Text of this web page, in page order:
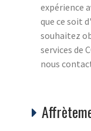
expérience
que ce soit
souhaitez
services de
nous